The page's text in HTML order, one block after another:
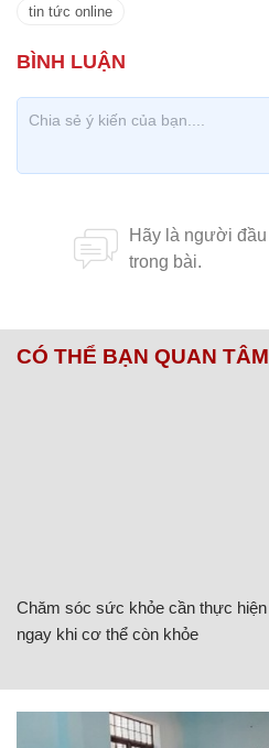
tin tức online
CÓ THỂ BẠN QUAN TÂM
Chăm sóc sức khỏe cần thực hiện
ngay khi cơ thể còn khỏe